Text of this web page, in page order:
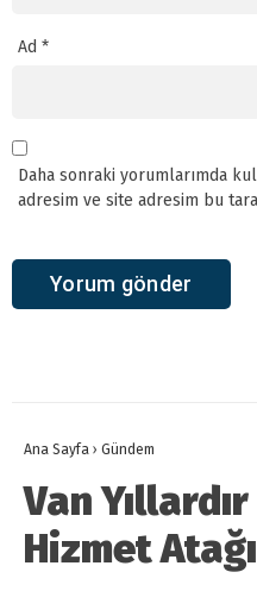
Ad *
Daha sonraki yorumlarımda
adresim ve site adresim bu
Ana Sayfa › Gündem
Van
Hizmet